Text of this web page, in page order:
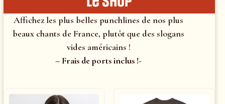
Affichez les plus belles punchlines de nos plus
beaux chants de France, plutôt que des slogans
vides américains !
– Frais de ports inclus !-